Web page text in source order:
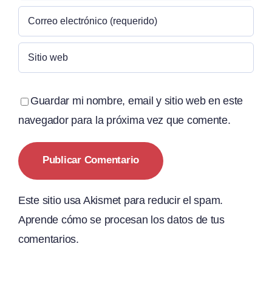
Guardar mi nombre, email y sitio web en este
navegador para la próxima vez que comente.
Este sitio usa Akismet para reducir el spam.
Aprende cómo se procesan los datos de tus
comentarios.